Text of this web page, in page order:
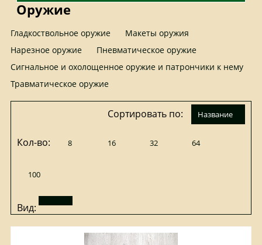
Оружие
Гладкоствольное оружие
Макеты оружия
Нарезное оружие
Пневматическое оружие
Сигнальное и охолощенное оружие и патрончики к нему
Травматическое оружие
Сортировать по: название
Кол-во: 8 16 32 64
100
Вид: